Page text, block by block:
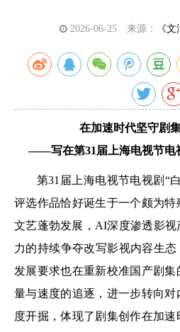
2026-06-25 来源： 《文
在加速时代坚守剧
——写在第31届上海电视节电
第31届上海电视节电视剧“
评选作品恰好诞生于一个颇为
文艺蓬勃发展，AI深度渗透影
力的持续争夺改写影视内容生
发展要求也在重新校准国产剧
量与速度的追逐，进一步转向
度开掘，体现了剧集创作在加